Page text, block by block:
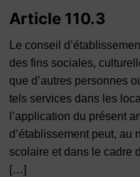
Article 110.3
Le conseil
des fins sociales,
que d’autres personnes
tels services dans les
l’application du présent
d’établissement peut, au
scolaire et dans le cadre
[…]